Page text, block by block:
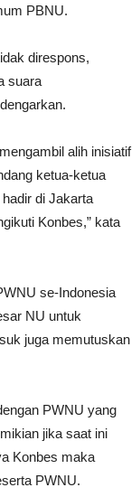
PBNU.
direspons,
suara
alih inisiatif
ketua-ketua
di Jakarta
Konbes,” kata
se-Indonesia
NU untuk
juga memutuskan
PWNU yang
jika saat ini
Konbes maka
PWNU.